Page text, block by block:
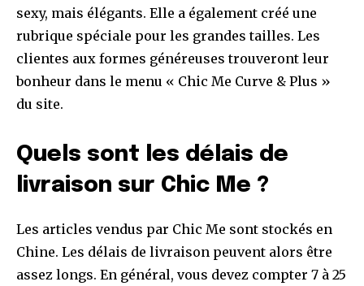
sexy, mais élégants. Elle a également créé une
rubrique spéciale pour les grandes tailles. Les
clientes aux formes généreuses trouveront leur
bonheur dans le menu « Chic Me Curve & Plus »
du site.
Quels sont les délais de
livraison sur Chic Me ?
Les articles vendus par Chic Me sont stockés en
Chine. Les délais de livraison peuvent alors être
assez longs. En général, vous devez compter 7 à 25